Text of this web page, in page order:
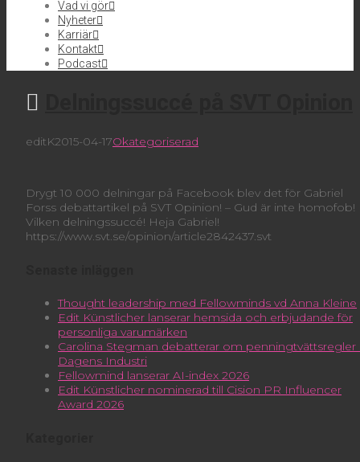
Vad vi gör
Nyheter
Karriär
Kontakt
Podcast
editK2015-04-17Okategoriserad
Drygt 10 000 delningar på Facebook blev det för Gabriel
Forss debattartikel på SVT Opinion! – Gud är inte homofob!
Vilken delningssuccé! Heja Gabriel!
https://www.svt.se/opinion/article2842437.svt
Thought leadership med Fellowminds vd Anna Kleine
Edit Künstlicher lanserar hemsida och erbjudande för
personliga varumärken
Carolina Stegman debatterar om penningtvättsregler
Dagens Industri
Fellowmind lanserar AI-index 2026
Edit Künstlicher nominerad till Cision PR Influencer
Award 2026